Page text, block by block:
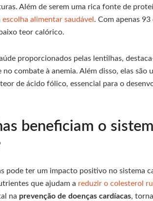
Além de serem uma rica fonte de
escolha alimentar saudável . Com apenas
teor calórico.
proporcionados pelas lentilhas,
no combate à anemia. Além disso, elas
de ácido fólico, essencial para o
beneficiam o
pode ter um impacto positivo no sistema
que ajudam a reduzir o colesterol
na prevenção de doenças cardíacas,